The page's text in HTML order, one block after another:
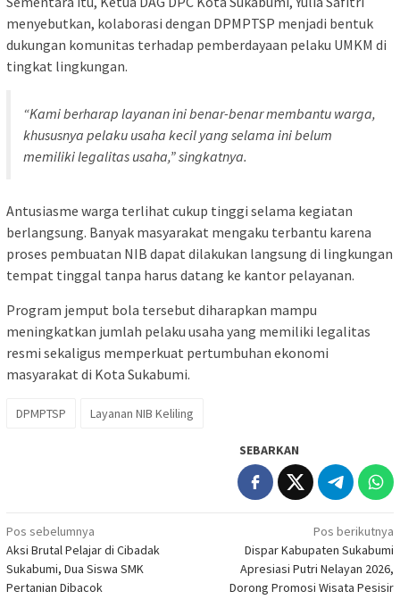
menyebutkan, kolaborasi dengan DPMPTSP menjadi bentuk
dukungan komunitas terhadap pemberdayaan pelaku UMKM di
tingkat lingkungan.
“Kami berharap layanan ini benar-benar membantu warga,
khususnya pelaku usaha kecil yang selama ini belum
memiliki legalitas usaha,” singkatnya.
Antusiasme warga terlihat cukup tinggi selama kegiatan
berlangsung. Banyak masyarakat mengaku terbantu karena
proses pembuatan NIB dapat dilakukan langsung di lingkungan
tempat tinggal tanpa harus datang ke kantor pelayanan.
Program jemput bola tersebut diharapkan mampu
meningkatkan jumlah pelaku usaha yang memiliki legalitas
resmi sekaligus memperkuat pertumbuhan ekonomi
masyarakat di Kota Sukabumi.
DPMPTSP Layanan NIB Keliling
SEBARKAN
Navigasi
pos
Pos sebelumnya
Aksi Brutal Pelajar di Cibadak
Sukabumi, Dua Siswa SMK
Pertanian Dibacok
Pos berikutnya
Dispar Kabupaten Sukabumi
Apresiasi Putri Nelayan 2026,
Dorong Promosi Wisata Pesisir